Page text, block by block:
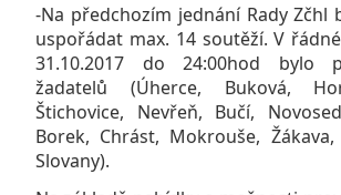
-Na předchozím jednání Rady Zčhl
uspořádat max. 14 soutěží. V
31.10.2017 do 24:00hod bylo
žadatelů (Úherce, Buková,
Štichovice, Nevřeň, Bučí,
Borek, Chrást, Mokrouše,
Slovany).